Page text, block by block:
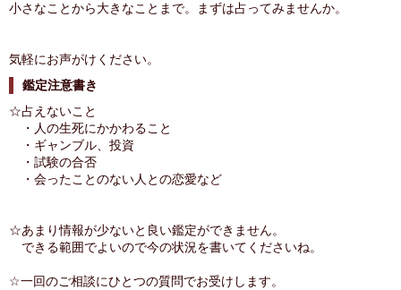
小さなことから大きなことまで。まずは占ってみませんか。
気軽にお声がけください。
鑑定注意書き
☆占えないこと
・人の生死にかかわること
・ギャンブル、投資
・試験の合否
・会ったことのない人との恋愛など
☆あまり情報が少ないと良い鑑定ができません。
できる範囲でよいので今の状況を書いてくださいね。
☆一回のご相談にひとつの質問でお受けします。